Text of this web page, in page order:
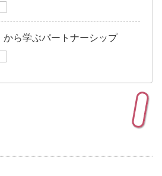
から学ぶパートナーシップ